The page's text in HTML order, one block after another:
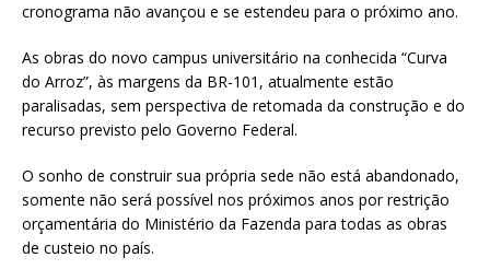
cronograma não avançou e se estendeu para o próximo ano.
As obras do novo campus universitário na conhecida “Curva
do Arroz”, às margens da BR-101, atualmente estão
paralisadas, sem perspectiva de retomada da construção e do
recurso previsto pelo Governo Federal.
O sonho de construir sua própria sede não está abandonado,
somente não será possível nos próximos anos por restrição
orçamentária do Ministério da Fazenda para todas as obras
de custeio no país.